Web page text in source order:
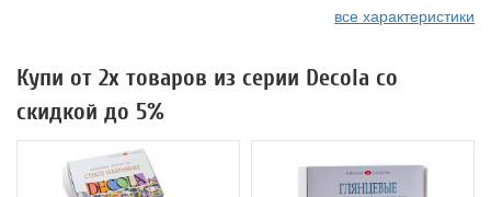
все характеристики
Купи от 2х товаров из серии Decola со
скидкой до 5%